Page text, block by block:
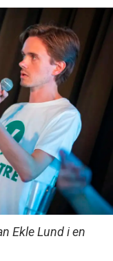
Ekle Lund i en